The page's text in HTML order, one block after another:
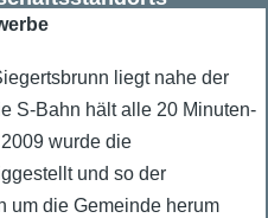
liegt nahe der
S-Bahn hält alle 20 Minuten-
wurde die
und so der
um die Gemeinde herum